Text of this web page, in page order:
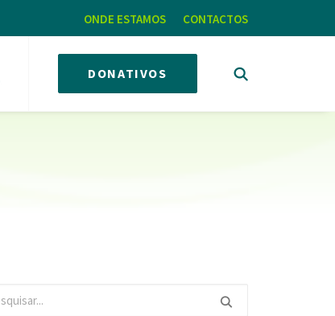
ONDE ESTAMOS CONTACTOS
DONATIVOS